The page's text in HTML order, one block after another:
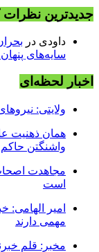
جدیدترین نظرات
داودی در
سایه‌های پنهان
اخبار لحظه‌ای
ولایتی:
همان ذهنیت
واشنگتن
مجاهدت
است
امیر الهامی:
مهمی دارند
مخبر: قلمِ